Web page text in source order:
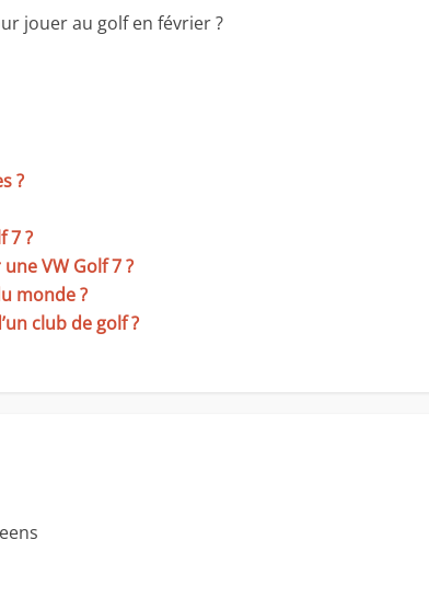
jouer au golf en février ?
?
7 ?
VW Golf 7 ?
monde ?
club de golf ?